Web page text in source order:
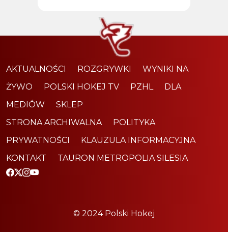
AKTUALNOŚCI ROZGRYWKI
WYNIKI NA
ŻYWO
POLSKI HOKEJ TV PZHL
DLA
MEDIÓW
SKLEP
STRONA ARCHIWALNA
POLITYKA
PRYWATNOŚCI
KLAUZULA INFORMACYJNA
KONTAKT
TAURON METROPOLIA SILESIA
© 2024 Polski Hokej